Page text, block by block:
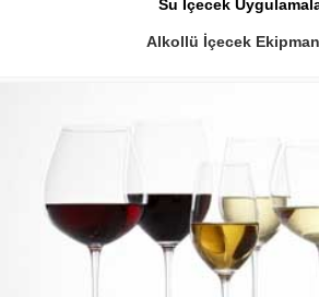
Su İçecek
Alkollü İçecek